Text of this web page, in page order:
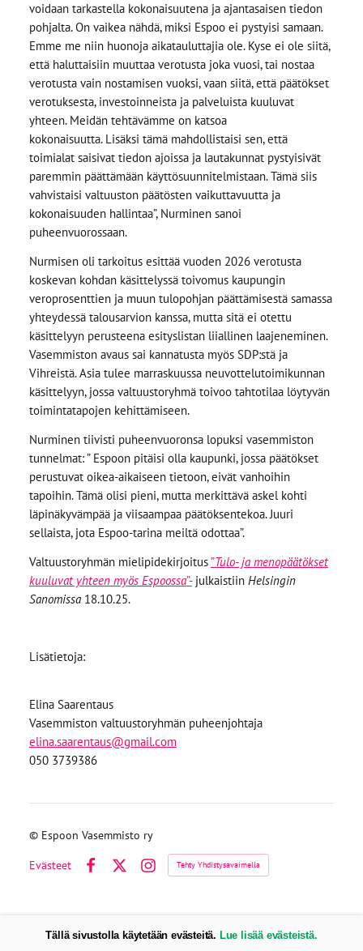
voidaan tarkastella kokonaisuutena ja ajantasaisen tiedon
pohjalta. On vaikea nähdä, miksi Espoo ei pystyisi samaan.
Emme me niin huonoja aikatauluttajia ole. Kyse ei ole siitä,
että haluttaisiin muuttaa verotusta joka vuosi, tai nostaa
verotusta vain nostamisen vuoksi, vaan siitä, että päätökset
verotuksesta, investoinneista ja palveluista kuuluvat
yhteen. Meidän tehtävämme on katsoa
kokonaisuutta. Lisäksi tämä mahdollistaisi sen, että
toimialat saisivat tiedon ajoissa ja lautakunnat pystyisivät
paremmin päättämään käyttösuunnitelmistaan. Tämä siis
vahvistaisi valtuuston päätösten vaikuttavuutta ja
kokonaisuuden hallintaa”, Nurminen sanoi
puheenvuorossaan.
Nurmisen oli tarkoitus esittää vuoden 2026 verotusta
koskevan kohdan käsittelyssä toivomus kaupungin
veroprosenttien ja muun tulopohjan päättämisestä samassa
yhteydessä talousarvion kanssa, mutta sitä ei otettu
käsittelyyn perusteena esityslistan liiallinen laajeneminen.
Vasemmiston avaus sai kannatusta myös SDP:stä ja
Vihreistä. Asia tulee marraskuussa neuvottelutoimikunnan
käsittelyyn, jossa valtuustoryhmä toivoo tahtotilaa löytyvän
toimintatapojen kehittämiseen.
Nurminen tiivisti puheenvuoronsa lopuksi vasemmiston
tunnelmat: ” Espoon pitäisi olla kaupunki, jossa päätökset
perustuvat oikea-aikaiseen tietoon, eivät vanhoihin
tapoihin. Tämä olisi pieni, mutta merkittävä askel kohti
läpinäkyvämpää ja viisaampaa päätöksentekoa. Juuri
sellaista, jota Espoo-tarina meiltä odottaa”.
Valtuustoryhmän mielipidekirjoitus”Tulo- ja menopäätökset
kuuluvat yhteen myös Espoossa”-julkaistiin Helsingin
Sanomissa18.10.25.
Lisätietoja:
Elina Saarentaus
Vasemmiston valtuustoryhmän puheenjohtaja
elina.saarentaus@gmail.com
050 3739386
© Espoon Vasemmisto ry
Evästeet
Instagram
Tehty Yhdistysavaimella
Tällä sivustolla käytetään evästeitä. Lue lisää evästeistä.